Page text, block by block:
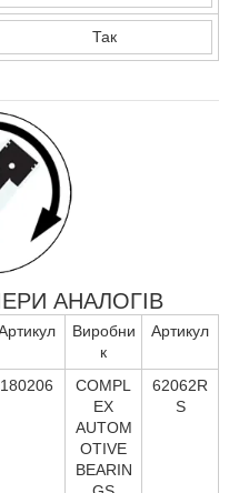
Так
АНАЛОГІВ
Виробни
к
Артикул
180206
COMPL
EX
AUTOM
OTIVE
BEARIN
62062R
S